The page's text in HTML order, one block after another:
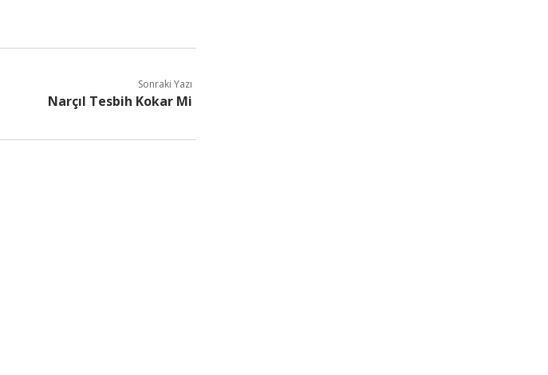
Sonraki Yazı
Narçıl Tesbih Kokar Mi